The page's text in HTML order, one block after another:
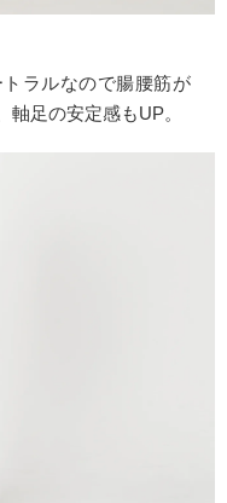
ラルなので腸腰筋が
軸足の安定感もUP。